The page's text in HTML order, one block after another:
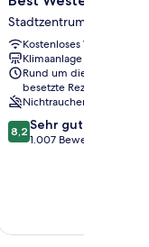
Western
Victoria
Palace
Stadtzentrum
London
Stadtzentrum London
Kostenloses WLAN
Klimaanlage
Rund um die Uhr
besetzte Rezeption
Nichtraucher
8.2
von
8,2 Sehr gut
1.007 Bewertungen